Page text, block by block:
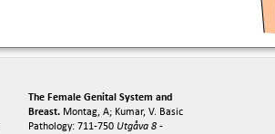
The Female Genital System and
Breast. Montag, A; Kumar, V. Basic
Pathology: 711-750 Utgåva 8 -